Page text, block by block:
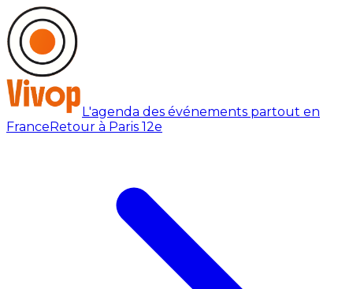
L'agenda des événements partout en
FranceRetour à Paris 12e